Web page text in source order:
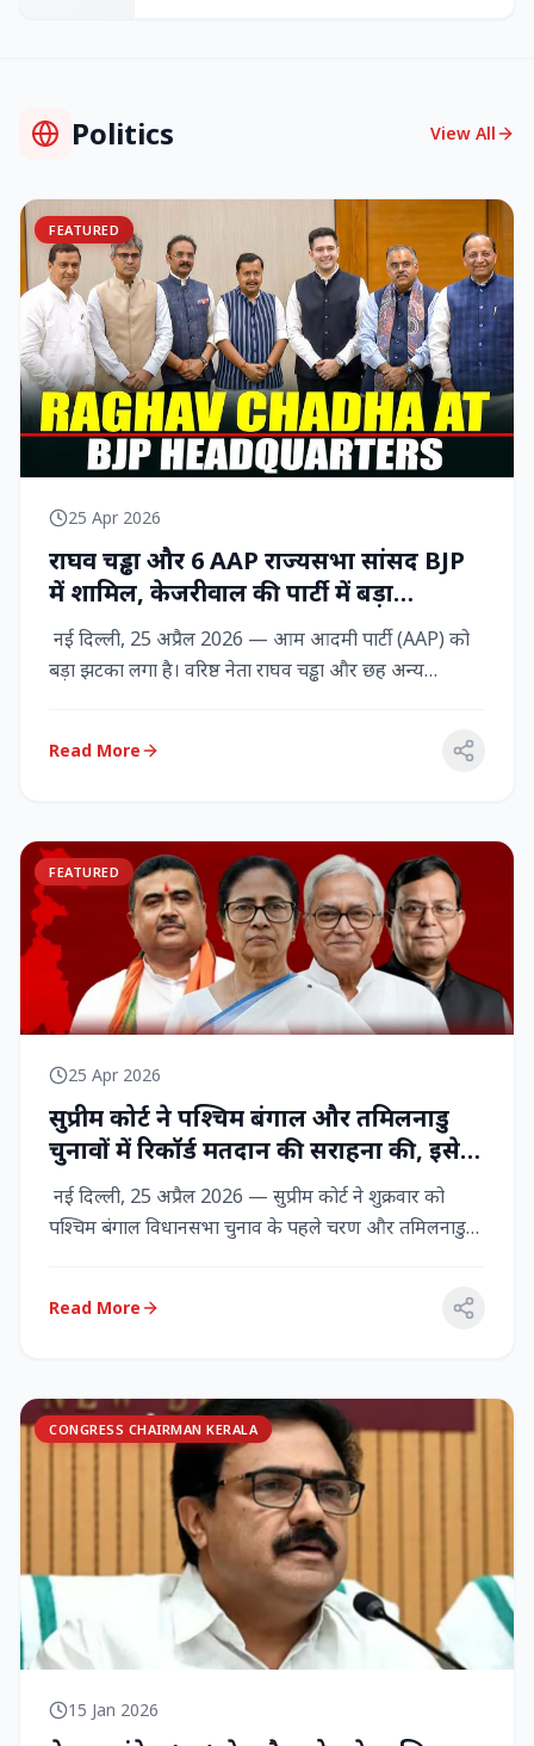
Politics View All
FEATURED
25 Apr 2026
राघव चड्ढा और 6 AAP राज्‍यसभा सांसद BJP
में शामिल, केजरीवाल की पार्टी में बड़ा
राजनीतिक विद्रोह
नई दिल्ली, 25 अप्रैल 2026 — आम आदमी पार्टी (AAP) को
बड़ा झटका लगा है। वरिष्ठ नेता राघव चड्ढा और छह अन्य
Read More
FEATURED
25 Apr 2026
सुप्रीम कोर्ट ने पश्चिम बंगाल और तमिलनाडु
चुनावों में रिकॉर्ड मतदान की सराहना की, इसे
नागरिक शक्ति का प्रदर्शन बताया
नई दिल्ली, 25 अप्रैल 2026 — सुप्रीम कोर्ट ने शुक्रवार को
पश्चिम बंगाल विधानसभा चुनाव के पहले चरण और तमिलनाडु
Read More
CONGRESS CHAIRMAN KERALA
15 Jan 2026